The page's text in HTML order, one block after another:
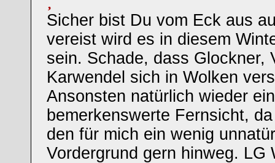
Sicher bist Du vom Eck aus
vereist wird es in diesem
sein. Schade, dass Glockner,
Karwendel sich in Wolken
Ansonsten natürlich wieder
bemerkenswerte Fernsicht,
den für mich ein wenig
Vordergrund gern hinweg. LG